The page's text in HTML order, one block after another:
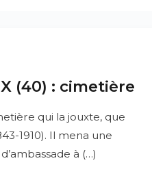
(40) : cimetière
qui la jouxte, que
1910). Il mena une
à (…)